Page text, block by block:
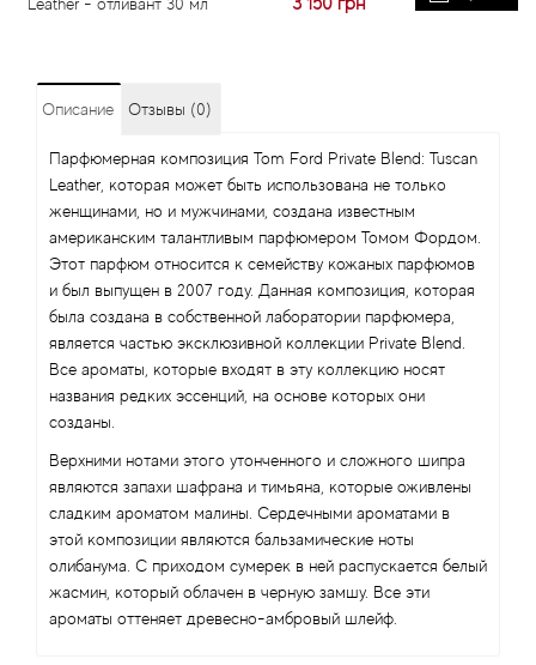
Описание Отзывы (0)
Парфюмерная композиция Tom Ford Private Blend: Tuscan
Leather, которая может быть использована не только
женщинами, но и мужчинами, создана известным
американским талантливым парфюмером Томом Фордом.
Этот парфюм относится к семейству кожаных парфюмов
и был выпущен в 2007 году. Данная композиция, которая
была создана в собственной лаборатории парфюмера,
является частью эксклюзивной коллекции Private Blend.
Все ароматы, которые входят в эту коллекцию носят
названия редких эссенций, на основе которых они
созданы.
Верхними нотами этого утонченного и сложного шипра
являются запахи шафрана и тимьяна, которые оживлены
сладким ароматом малины. Сердечными ароматами в
этой композиции являются бальзамические ноты
олибанума. С приходом сумерек в ней распускается белый
жасмин, который облачен в черную замшу. Все эти
ароматы оттеняет древесно-амбровый шлейф.